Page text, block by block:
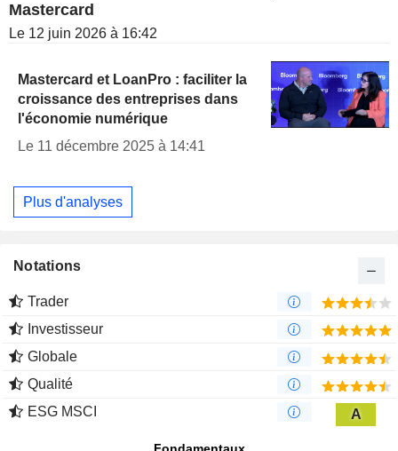
Mastercard
Le 12 juin 2026 à 16:42
Mastercard et LoanPro : faciliter la
croissance des entreprises dans
l'économie numérique
Le 11 décembre 2025 à 14:41
Plus d'analyses
Notations
Trader
Investisseur
Globale
Qualité
ESG MSCI
A